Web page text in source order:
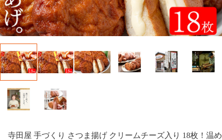
寺田屋 手づくり さつま揚げ クリームチーズ入り 18枚！温め